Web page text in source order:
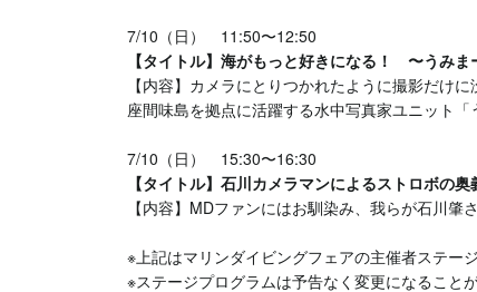
7/10（日） 11:50〜12:50
【タイトル】海がもっと好きになる！ 〜うみま
【内容】カメラにとりつかれたように撮影だけ
座間味島を拠点に活躍する水中写真家ユニット
7/10（日） 15:30〜16:30
【タイトル】石川カメラマンによるストロボの奥
【内容】MDファンにはお馴染み、我らが石川
※上記はマリンダイビングフェアの主催者ステー
※ステージプログラムは予告なく変更になること